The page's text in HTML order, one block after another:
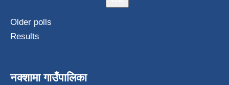
Older polls
Results
नक्शामा गाउँपालिका